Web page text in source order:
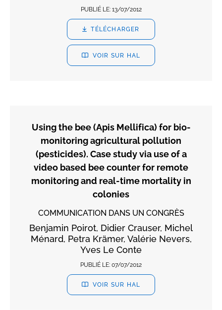
PUBLIÉ LE: 13/07/2012
TÉLÉCHARGER
VOIR SUR HAL
Using the bee (Apis Mellifica) for bio-
monitoring agricultural pollution
(pesticides). Case study via use of a
video based bee counter for remote
monitoring and real-time mortality in
colonies
COMMUNICATION DANS UN CONGRÈS
Benjamin Poirot, Didier Crauser, Michel
Ménard, Petra Krämer, Valérie Nevers,
Yves Le Conte
PUBLIÉ LE: 07/07/2012
VOIR SUR HAL